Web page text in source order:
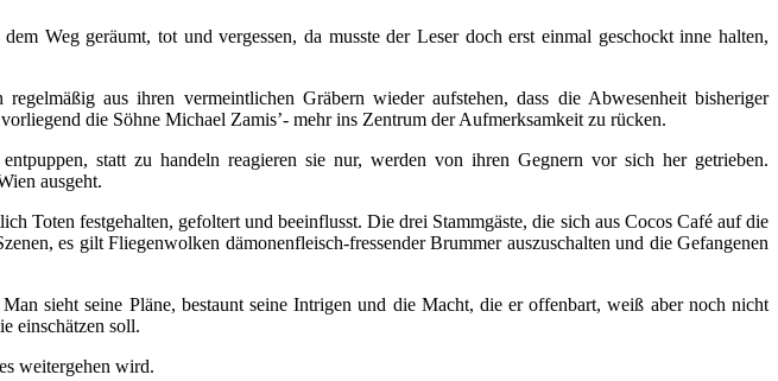
Weg geräumt, tot und vergessen, da musste der Leser doch erst einmal geschockt inne halten,
aus ihren vermeintlichen Gräbern wieder aufstehen, dass die Abwesenheit bisheriger
die Söhne Michael Zamis’- mehr ins Zentrum der Aufmerksamkeit zu rücken.
statt zu handeln reagieren sie nur, werden von ihren Gegnern vor sich her getrieben.
ausgeht.
Toten festgehalten, gefoltert und beeinflusst. Die drei Stammgäste, die sich aus Cocos Café auf die
es gilt Fliegenwolken dämonenfleisch-fressender Brummer auszuschalten und die Gefangenen
sieht seine Pläne, bestaunt seine Intrigen und die Macht, die er offenbart, weiß aber noch nicht
einschätzen soll.
weitergehen wird.